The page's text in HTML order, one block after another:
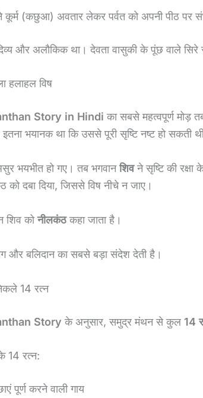
(कछुआ) अवतार लेकर पर्वत को अपनी पीठ पर
और अलौकिक था। देवता वासुकी के पूंछ वाले
हलाहल विष
Story in Hindi का सबसे महत्वपूर्ण
भयानक था कि उससे पूरी सृष्टि नष्ट हो सकती
भयभीत हो गए। तब भगवानशिवने सृष्टि की
को दबा दिया, जिससे विष नीचे न जाए।
शिव कोनीलकंठकहा जाता है।
और बलिदान का सबसे बड़ा संदेश देती है।
14 रत्न
Story के अनुसार, समुद्र मंथन से कुल 14
14 रत्न:
पूर्ण करने वाली गाय